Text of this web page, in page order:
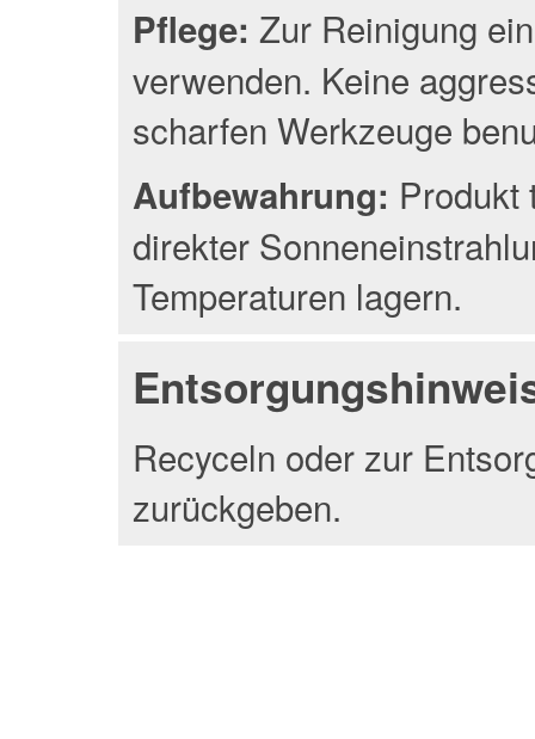
Pflege: Zur Reinigung
verwenden. Keine
scharfen Werkzeuge
Aufbewahrung: Produkt
direkter
Temperaturen lagern.
Recyceln oder zur
zurückgeben.